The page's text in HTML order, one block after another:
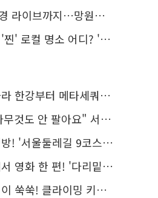
까지…망원한강공원 알짜 코스
소 어디? '서울에디션25' 추천 코스
세쿼이아 숲길까지…서울둘레길 15코스
" 서울에서 가장 특별한 편의점의 정체
레길 9코스'로 숲속 피서 떠나볼까
편! '다리밑 영화관' 무료 상영
라이밍 키즈카페·어린이 체력장